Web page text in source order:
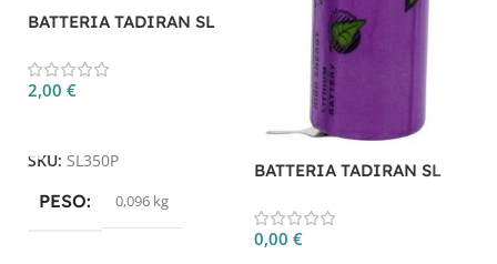
BATTERIA TADIRAN SL
2,00 €
SKU: SL350P
PESO 0,096 kg
BATTERIA TADIRAN SL
0,00 €